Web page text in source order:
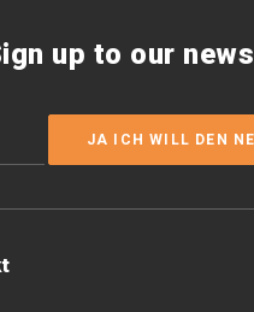
up to our